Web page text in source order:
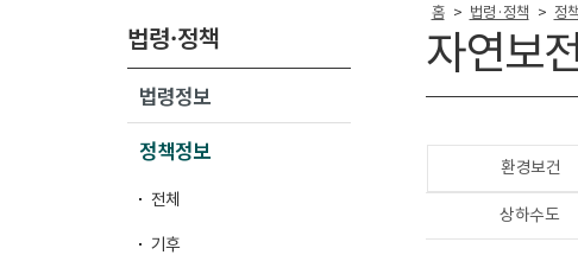
법령·정책
법령정보
정책정보
전체
기후
홈 > 법령·정책 > 정
자연보
환경보건
상하수도